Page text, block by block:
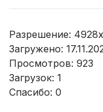
Разрешение:
Загружено:
Просмотров: 923
Загрузок: 1
Спасибо: 0